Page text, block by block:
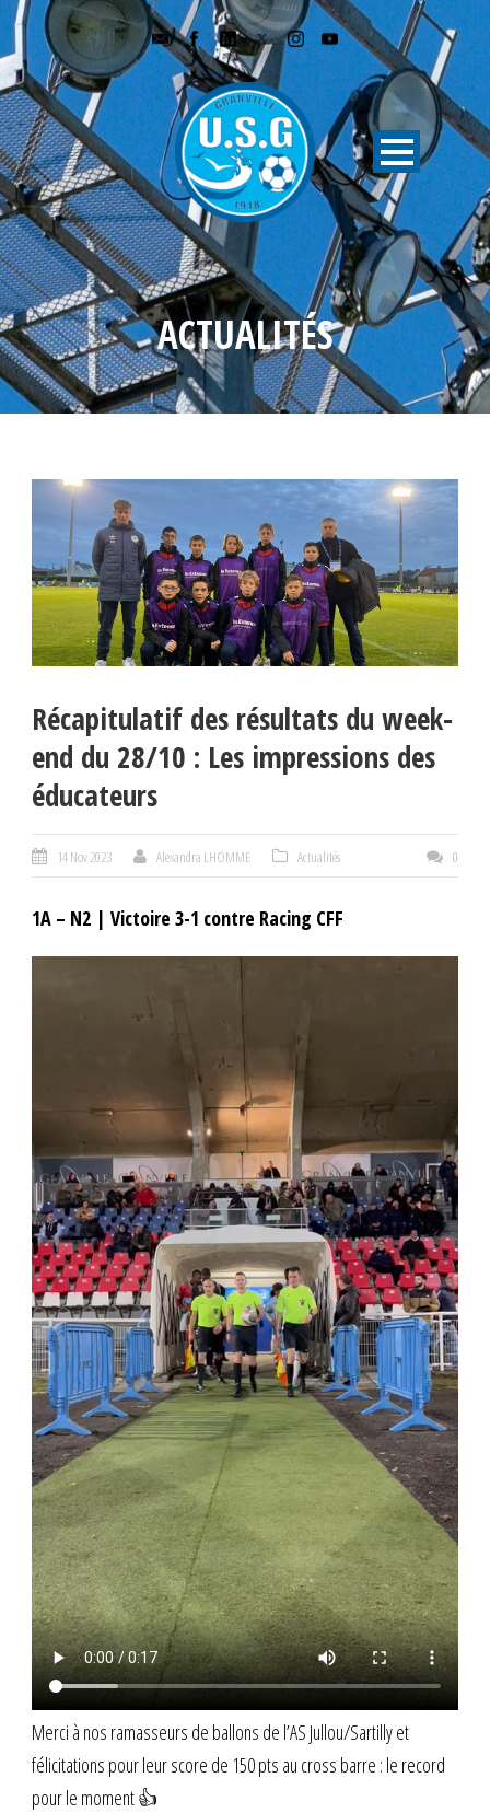
ACTUALITÉS
Récapitulatif des résultats du week-
end du 28/10 : Les impressions des
éducateurs
14 Nov 2023 Alexandra LHOMME Actualités 0
1A – N2 | Victoire 3-1 contre Racing CFF
Merci à nos ramasseurs de ballons de l’AS Jullou/Sartilly et
félicitations pour leur score de 150 pts au cross barre : le record
pour le moment 👍